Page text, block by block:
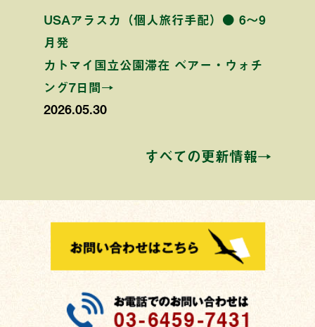
USAアラスカ（個人旅行手配）● 6〜9
月発
カトマイ国立公園滞在 ベアー・ウォチ
ング7日間→
2026.05.30
すべての更新情報→